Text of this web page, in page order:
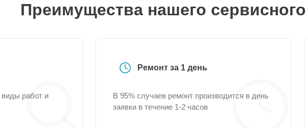
Преимущества нашего
работ и
Ремонт за 1 день
В 95% случаев ремонт производится в день
заявки в течение 1-2 часов